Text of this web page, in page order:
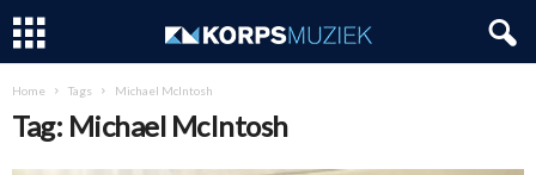
Home Tags Michael McIntosh
Tag: Michael McIntosh